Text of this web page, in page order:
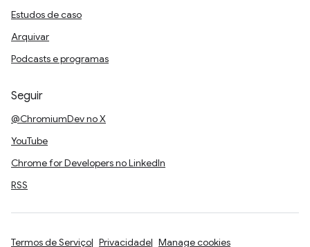
Estudos de caso
Arquivar
Podcasts e programas
Seguir
@ChromiumDev no X
YouTube
Chrome for Developers no LinkedIn
RSS
Termos de Serviço Privacidade Manage cookies